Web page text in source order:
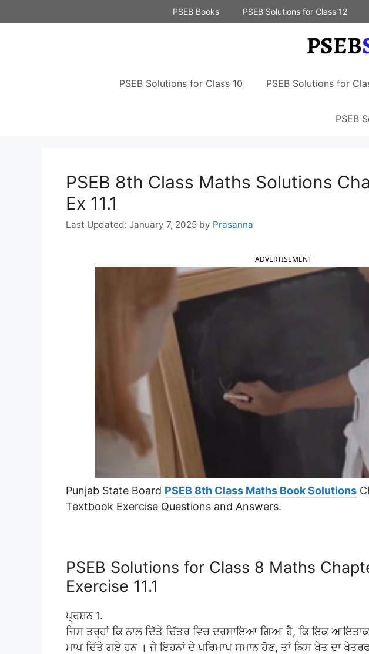
to
PSEB Books PSEB Solutions for Class 12
PSEB Solutions for Class 10 PSEB Solutions for
PSEB
PSEB 8th Class Maths Solutions
Ex 11.1
January 7, 2025 by Prasanna
ADVERTISEMENT
Punjab State Board PSEB 8th Class Maths Book Solutions
Textbook Exercise Questions and Answers.
PSEB Solutions for Class 8 Maths
Exercise 11.1
ਪ੍ਰਸ਼ਨ 1.
ਜਿਸ ਤਰ੍ਹਾਂ ਕਿ ਨਾਲ ਦਿੱਤੇ ਚਿੱਤਰ ਵਿਚ ਦਰਸਾਇਆ ਗਿਆ ਹੈ, ਕਿ ਇਕ
ਮਾਪ ਦਿੱਤੇ ਗਏ ਹਨ । ਜੇ ਇਹਨਾਂ ਦੇ ਪਰਿਮਾਪ ਸਮਾਨ ਹੋਣ, ਤਾਂ ਕਿਸ ਖੇਤ ਦਾ